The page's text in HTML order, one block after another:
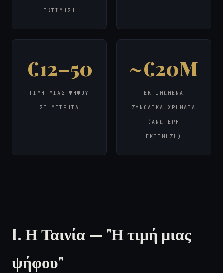
ΕΚΤΊΜΗΣΗ
€12–50
ΤΙΜΉ ΜΊΑΣ ΨΉΦΟΥ
ΣΕ ΜΕΤΡΗΤΆ
~€20M
ΕΚΤΙΜΏΜΕΝΑ
ΣΥΝΟΛΙΚΆ ΧΡΉΜΑΤΑ
(ΑΝΏΤΕΡΗ
ΕΚΤΊΜΗΣΗ)
I. Η Ταινία — "Η τιμή μιας
ψήφου"